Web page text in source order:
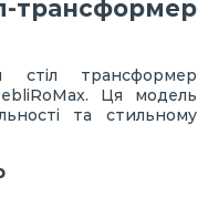
трансформер
стіл трансформер
Ця модель
та стильному